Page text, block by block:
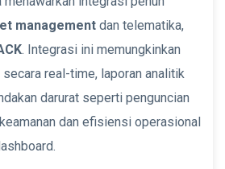
management dan telematika,
. Integrasi ini memungkinkan
secara real-time, laporan analitik
darurat seperti penguncian
dan efisiensi operasional